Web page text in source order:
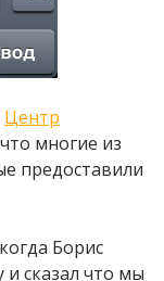
Центр
многие из
предоставили
Борис
сказал что мы